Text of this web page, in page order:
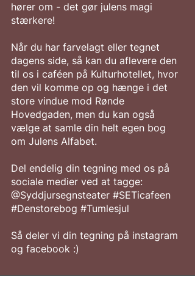
hører om - det gør julens magi
stærkere!
Når du har farvelagt eller tegnet
dagens side, så kan du aflevere den
til os i caféen på Kulturhotellet, hvor
den vil komme op og hænge i det
store vindue mod Rønde
Hovedgaden, men du kan også
vælge at samle din helt egen bog
om Julens Alfabet.
Del endelig din tegning med os på
sociale medier ved at tagge:
@Syddjursegnsteater #SETicafeen
#Denstorebog #Tumlesjul
Så deler vi din tegning på instagram
og facebook :)